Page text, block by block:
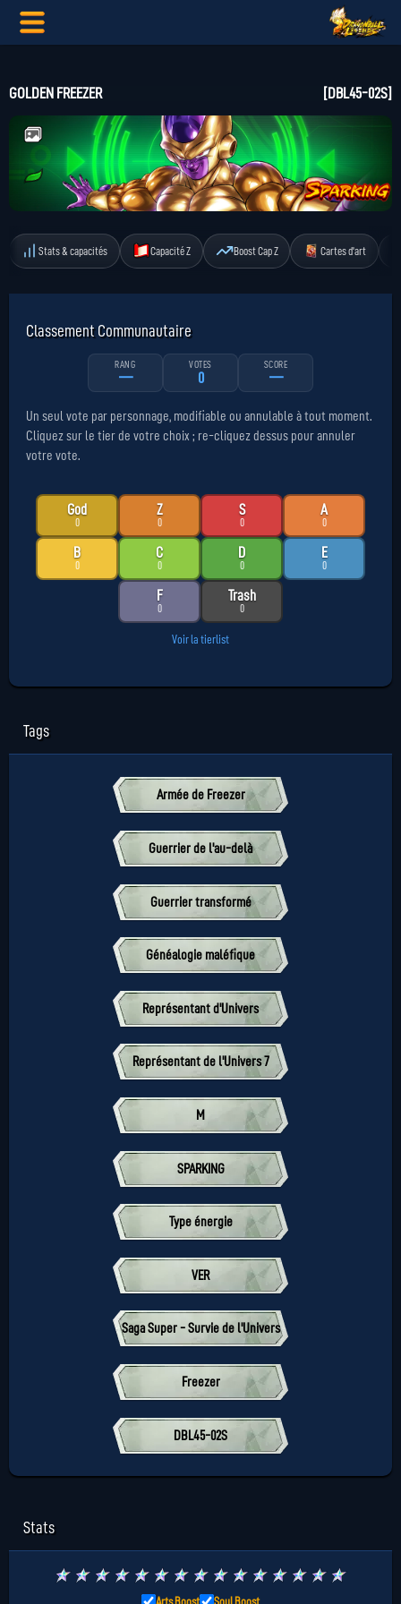
GOLDEN FREEZER [DBL45-02S]
Stats & capacités Capacité Z Boost Cap Z Cartes d'art
Classement Communautaire
RANG
—
VOTES
0
SCORE
—
Un seul vote par personnage, modifiable ou annulable à tout moment.
Cliquez sur le tier de votre choix ; re-cliquez dessus pour annuler
votre vote.
God
0
Z
0
S
0
A
0
B
0
C
0
D
0
E
0
F
0
Trash
0
Voir la tierlist
Tags
Armée de Freezer
Guerrier de l'au-delà
Guerrier transformé
Généalogie maléfique
Représentant d'Univers
Représentant de l'Univers 7
M
SPARKING
Type énergie
VER
Saga Super - Survie de l'Univers
Freezer
DBL45-02S
Stats
★ ★ ★ ★ ★ ★ ★ ★ ★ ★ ★ ★ ★ ★ ★
Arts Boost Soul Boost